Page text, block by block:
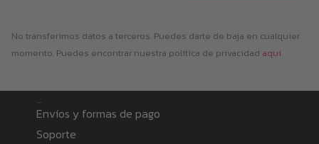
No transferimos datos a terceros. Puedes darte de baja en cualquier
momento. Puedes encontrar nuestra política de privacidad aquí.
Envíos y formas de pago
Soporte